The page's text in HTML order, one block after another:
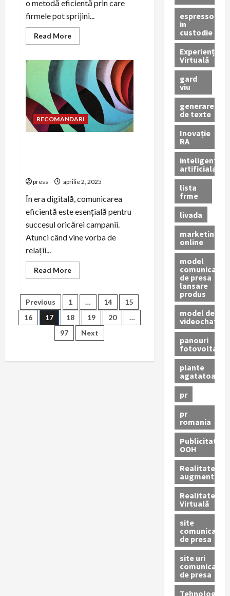
o metodă eficientă prin care
firmele pot sprijini...
Read MoreRead
more
pot
firmele
ofere
carduri
de
bonuri
de
masă
angajaților?
RECOMANDARI
press aprilie 2, 2025
În era digitală, comunicarea
eficientă este esențială pentru
succesul oricărei campanii.
Atunci când vine vorba de
relații...
Read MoreRead
more
să
personalizezi
comunicările
pentru
fiecare
platformă
media
Paginație
articole
Previous 1 … 14
15
16
17 18 19 20
…
97
Next
espressor
in
custodie
Experiență
Virtuală
gard
viu
generare
de texte
Inovație
RA
inteligenta
artificiala
lista
frme
livada
marketing
online
model
comunicat
de presa
lansare
produs
model de
videochat
panouri
fotovoltaice
plante
agatatoare
pr
pr
romania
Publicitate
OOH
Realitatea
augmentată
Realitatea
Virtuală
site
comunicate
de presa
site uri
comunicate
de presa
Tehnologie